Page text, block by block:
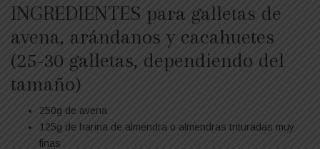
INGREDIENTES para galletas de
avena, arándanos y cacahuetes
(25-30 galletas, dependiendo del
tamaño)
250g de avena
125g de harina de almendra o almendras trituradas muy
finas